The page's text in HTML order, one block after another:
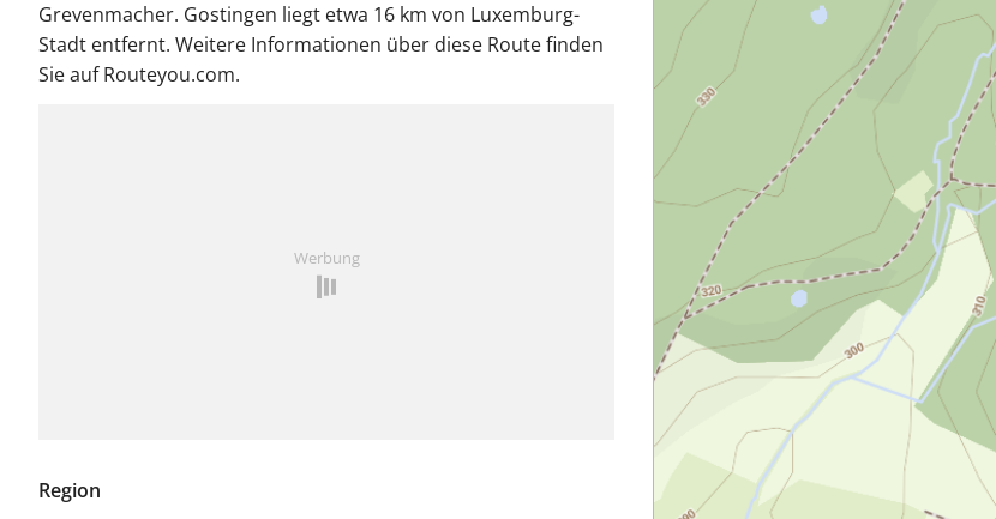
Grevenmacher. Gostingen liegt etwa 16 km von Luxemburg-
Stadt entfernt. Weitere Informationen über diese Route finden
Sie auf Routeyou.com.
Werbung
Region